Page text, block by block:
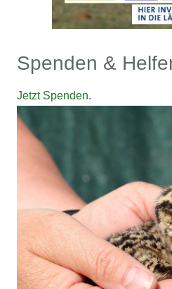
Spenden &
Jetzt Spenden.